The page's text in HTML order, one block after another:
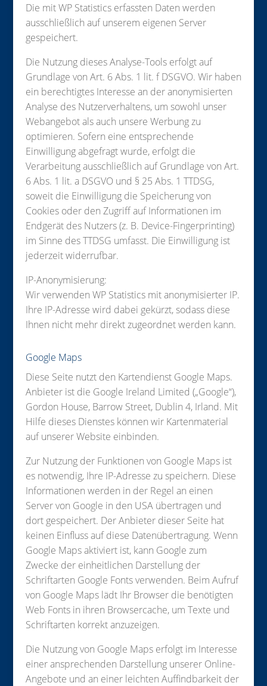
Die mit WP Statistics erfassten Daten werden
ausschließlich auf unserem eigenen Server
gespeichert.
Die Nutzung dieses Analyse-Tools erfolgt auf
Grundlage von Art. 6 Abs. 1 lit. f DSGVO. Wir haben
ein berechtigtes Interesse an der anonymisierten
Analyse des Nutzerverhaltens, um sowohl unser
Webangebot als auch unsere Werbung zu
optimieren. Sofern eine entsprechende
Einwilligung abgefragt wurde, erfolgt die
Verarbeitung ausschließlich auf Grundlage von Art.
6 Abs. 1 lit. a DSGVO und § 25 Abs. 1 TTDSG,
soweit die Einwilligung die Speicherung von
Cookies oder den Zugriff auf Informationen im
Endgerät des Nutzers (z. B. Device-Fingerprinting)
im Sinne des TTDSG umfasst. Die Einwilligung ist
jederzeit widerrufbar.
IP-Anonymisierung:
Wir verwenden WP Statistics mit anonymisierter IP.
Ihre IP-Adresse wird dabei gekürzt, sodass diese
Ihnen nicht mehr direkt zugeordnet werden kann.
Google Maps
Diese Seite nutzt den Kartendienst Google Maps.
Anbieter ist die Google Ireland Limited („Google“),
Gordon House, Barrow Street, Dublin 4, Irland. Mit
Hilfe dieses Dienstes können wir Kartenmaterial
auf unserer Website einbinden.
Zur Nutzung der Funktionen von Google Maps ist
es notwendig, Ihre IP-Adresse zu speichern. Diese
Informationen werden in der Regel an einen
Server von Google in den USA übertragen und
dort gespeichert. Der Anbieter dieser Seite hat
keinen Einfluss auf diese Datenübertragung. Wenn
Google Maps aktiviert ist, kann Google zum
Zwecke der einheitlichen Darstellung der
Schriftarten Google Fonts verwenden. Beim Aufruf
von Google Maps lädt Ihr Browser die benötigten
Web Fonts in ihren Browsercache, um Texte und
Schriftarten korrekt anzuzeigen.
Die Nutzung von Google Maps erfolgt im Interesse
einer ansprechenden Darstellung unserer Online-
Angebote und an einer leichten Auffindbarkeit der